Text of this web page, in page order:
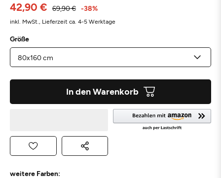
42,90 € 69,90 € -38%
inkl. MwSt., Lieferzeit ca. 4-5 Werktage
Größe
In den Warenkorb
weitere Farben: